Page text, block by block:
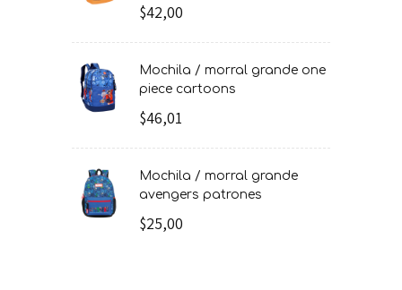
$42,00
mochila / morral grande one
piece cartoons
$46,01
mochila / morral grande
avengers patrones
$25,00